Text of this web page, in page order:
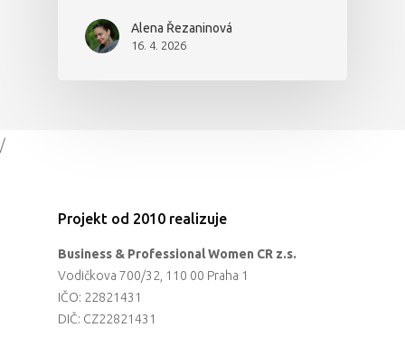
Alena Řezaninová
16. 4. 2026
/
Projekt od 2010 realizuje
Business & Professional Women CR z.s.
Vodičkova 700/32, 110 00 Praha 1
IČO: 22821431
DIČ: CZ22821431